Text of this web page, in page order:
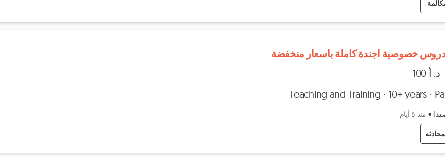
خصوصية اجندة كاملة باسعار منخفضة
Teaching and Training
10+ years
• منذ ٥ أيام